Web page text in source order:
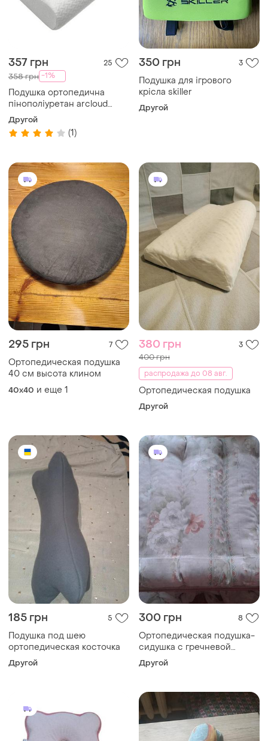
357 грн 25
358 грн -1%
Подушка ортопедична
пінополіуретан arcloud
49х32х10,5 см
Другой
(1)
350 грн 3
Подушка для ігрового
крісла skiller
Другой
295 грн 7
Ортопедическая подушка
40 см высота клином
40х40 и еще 1
380 грн 3
400 грн
распродажа до 08 авг.
Ортопедическая подушка
Другой
185 грн 5
Подушка под шею
ортопедическая косточка
Другой
300 грн 8
Ортопедическая подушка-
сидушка с гречневой
шелухой 50×40см
Другой